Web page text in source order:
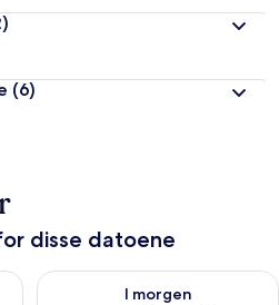
(6)
disse datoene
aug. 9 - aug. 10
I morgen
Sjekk tilgjengelighet for i